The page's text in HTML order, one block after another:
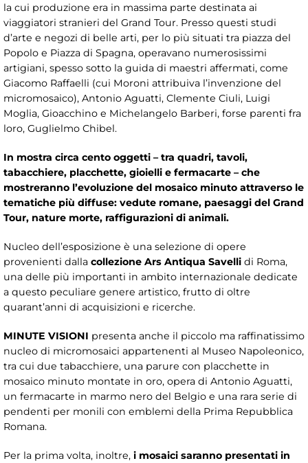
la cui produzione era in massima parte destinata ai
viaggiatori stranieri del Grand Tour. Presso questi studi
d’arte e negozi di belle arti, per lo più situati tra piazza del
Popolo e Piazza di Spagna, operavano numerosissimi
artigiani, spesso sotto la guida di maestri affermati, come
Giacomo Raffaelli (cui Moroni attribuiva l’invenzione del
micromosaico), Antonio Aguatti, Clemente Ciuli, Luigi
Moglia, Gioacchino e Michelangelo Barberi, forse parenti fra
loro, Guglielmo Chibel.
In mostra circa cento oggetti – tra quadri, tavoli,
tabacchiere, placchette, gioielli e fermacarte – che
mostreranno l’evoluzione del mosaico minuto attraverso le
tematiche più diffuse: vedute romane, paesaggi del Grand
Tour, nature morte, raffigurazioni di animali.
Nucleo dell’esposizione è una selezione di opere
provenienti dalla collezione Ars Antiqua Savelli di Roma,
una delle più importanti in ambito internazionale dedicate
a questo peculiare genere artistico, frutto di oltre
quarant’anni di acquisizioni e ricerche.
MINUTE VISIONI presenta anche il piccolo ma raffinatissimo
nucleo di micromosaici appartenenti al Museo Napoleonico,
tra cui due tabacchiere, una parure con placchette in
mosaico minuto montate in oro, opera di Antonio Aguatti,
un fermacarte in marmo nero del Belgio e una rara serie di
pendenti per monili con emblemi della Prima Repubblica
Romana.
Per la prima volta, inoltre, i mosaici saranno presentati in